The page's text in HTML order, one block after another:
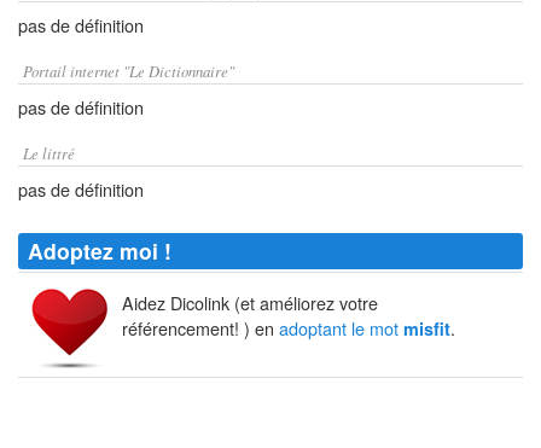
pas de définition
Portail internet "Le Dictionnaire"
pas de définition
Le littré
pas de définition
Adoptez moi !
Aidez Dicolink (et améliorez votre
référencement! ) en adoptant le mot misfit.